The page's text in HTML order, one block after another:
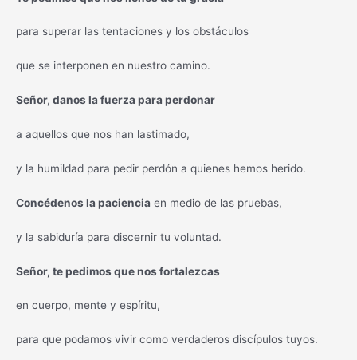
para superar las tentaciones y los obstáculos
que se interponen en nuestro camino.
Señor, danos la fuerza para perdonar
a aquellos que nos han lastimado,
y la humildad para pedir perdón a quienes hemos herido.
Concédenos la paciencia en medio de las pruebas,
y la sabiduría para discernir tu voluntad.
Señor, te pedimos que nos fortalezcas
en cuerpo, mente y espíritu,
para que podamos vivir como verdaderos discípulos tuyos.